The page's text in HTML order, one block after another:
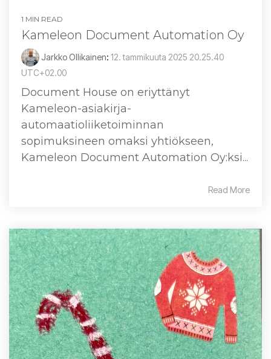
1 MIN READ
Kameleon Document Automation Oy
Jarkko Ollikainen: 12. tammikuuta 2025 20.25.40
UTC+02.00
Document House on eriyttänyt
Kameleon-asiakirja-
automaatioliiketoiminnan
sopimuksineen omaksi yhtiökseen,
Kameleon Document Automation Oy:ksi...
Read More